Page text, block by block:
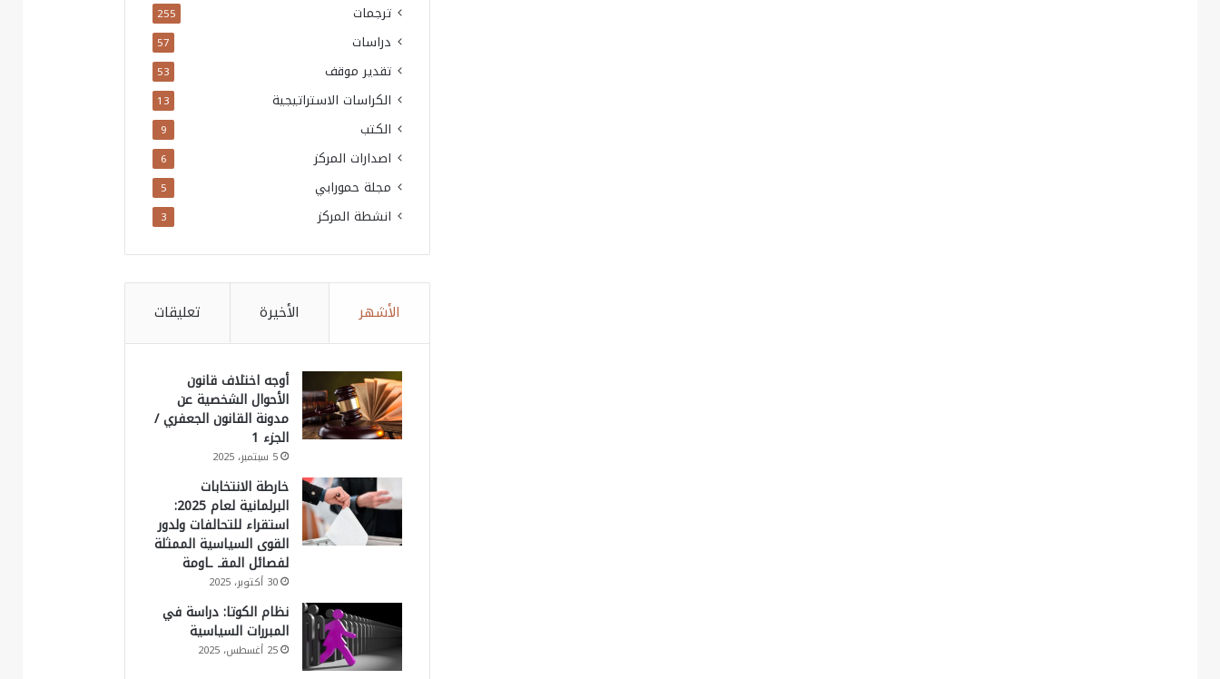
ترجمات 255
دراسات 57
تقدير موقف 53
الكراسات الاستراتيجية 13
الكتب 9
اصدارات المركز 6
مجلة حمورابي 5
انشطة المركز 3
الأشهر الأخيرة تعليقات
أوجه اختلاف قانون
الأحوال الشخصية عن
مدونة القانون الجعفري /
الجزء 1
5 سبتمبر، 2025
خارطة الانتخابات
البرلمانية لعام 2025:
استقراء للتحالفات ولدور
القوى السياسية الممثلة
لفصائل المقـ ـاومة
30 أكتوبر، 2025
نظام الكوتا: دراسة في
المبررات السياسية
25 أغسطس، 2025